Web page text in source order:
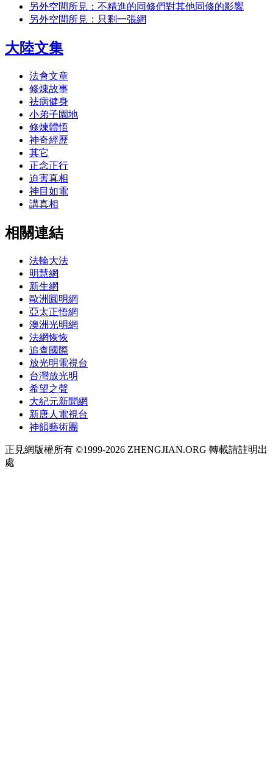
另外空間所見：不精進的同修們對其他同修的影響
另外空間所見：只剩一張網
大陸文集
法會文章
修煉故事
祛病健身
小弟子園地
修煉體悟
神奇經歷
其它
正念正行
迫害真相
神目如電
講真相
相關連結
法輪大法
明慧網
新生網
歐洲圓明網
亞太正悟網
澳洲光明網
法網恢恢
追查國際
放光明電視台
台灣放光明
希望之聲
大紀元新聞網
新唐人電視台
神韻藝術團
正見網版權所有 ©1999-2026 ZHENGJIAN.ORG 轉載請註明出
處